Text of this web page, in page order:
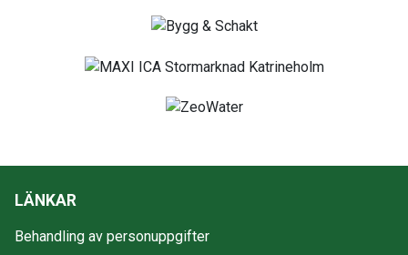
LÄNKAR
Behandling av personuppgifter